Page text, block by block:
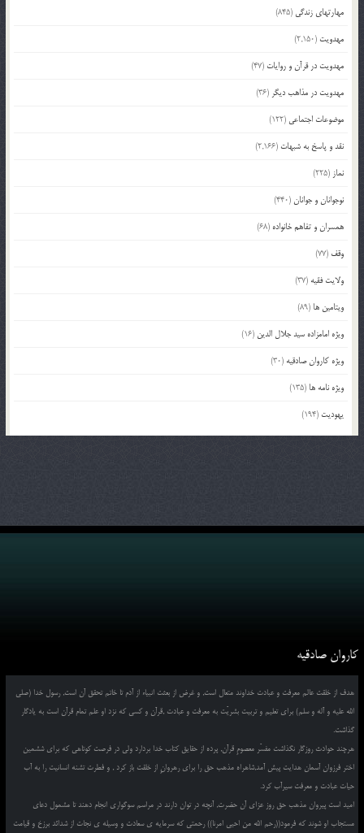
مهارتهای زندگی (845)
مهدویت (2,150)
مهدویت در قرآن و روایات (47)
مهدویت در مذاهب دیگر (36)
موضوعات اجتماعی (122)
نقد و پاسخ به شبهات (2,166)
نماز (225)
نوجوانان و جوانان(440)
همسران و تفاهم خانواده (68)
وقف (77)
ولایت فقیه (37)
ویتامین ها (89)
ویژه امامزاده سید جلال الدین (16)
ویژه کاروان صادقیه (30)
ویژه نامه ها (135)
یهودیت (194)
کاروان صادقیه
هدف از خلقت عالم معرفت و عبادت خداوند متعال است, و غرض از بعثت انبیاء از آدم تا خاتم تحقق آن است, رسول خدا (صلی
الله علیه و آله و سلم) برای تعلیم و تربیت بشریّت به معرفت و عبادت ,قرآن و کسی که نزد او علم تمام قرآن است به یادگار
گذاشت.
هرچند حوادث روزگار نگذاشت مفسّر معصومِ قرآن, پرده از حقایق کتاب خدا بردارد ولی در فرصت کوتاهی که برای ششمین
اختر فرزوان آسمان هدایت پیش آمد,شاهراه مذهب حق را برای رهروانِ از خلقت باز کرد , و فطرت تشنه انسانیت را به آب
حیات عبادت و معرفت سیرآب کرد.
امید است پیروان مذهب حق روز عزای آن حضرت, آنچه در توان دارند در مراسم سوگواری انجام دهند تا مشمول دعای
مستجاب او شوند که فرمود((رحم الله من احیی امرنا)) رحمتی که سرمایه ی سعادت و وسیله ی نجات از شدائد برزخ و قیامت